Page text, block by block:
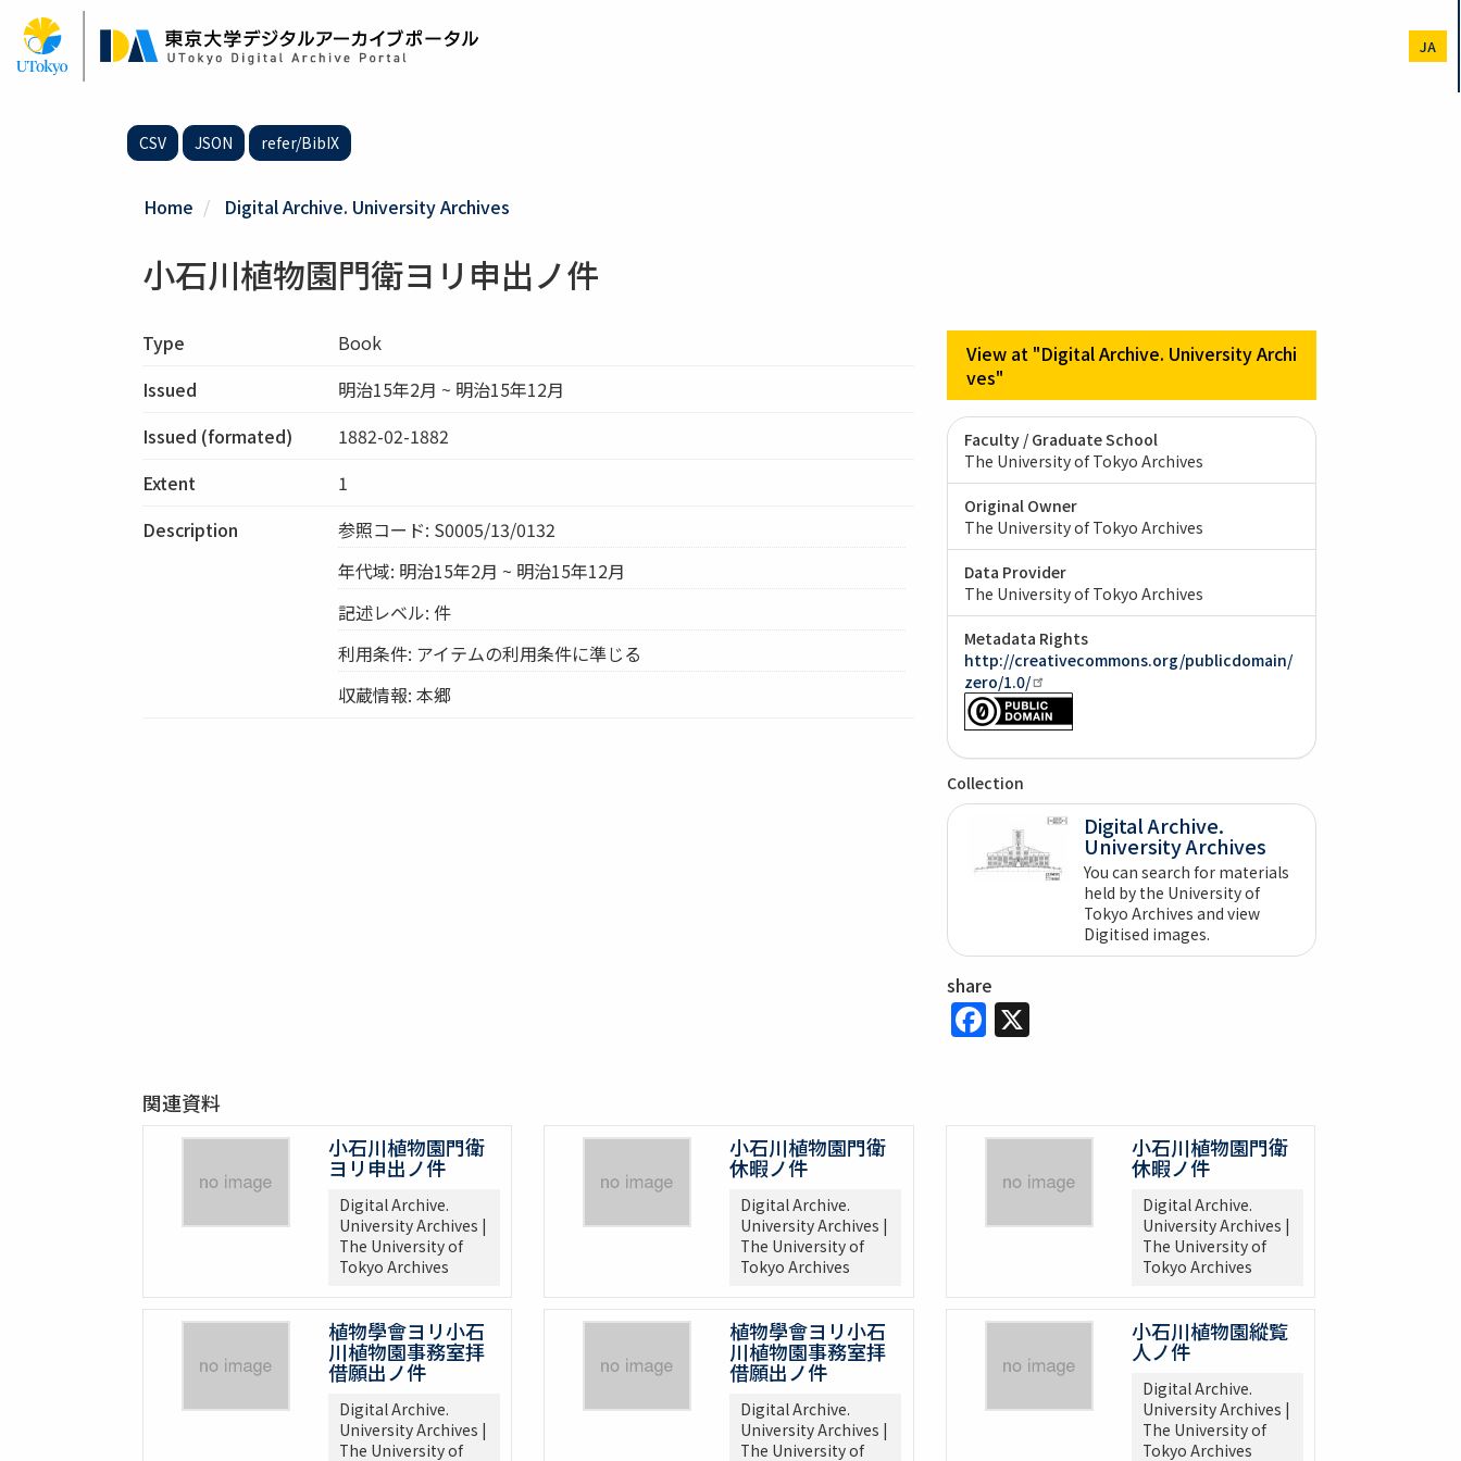
Skip
main
content
JA
CSV JSON refer/BibIX
Home Digital Archive. University Archives
小石川植物園門衛ヨリ申出ノ件
Type
Book
Issued
明治15年2月 ~ 明治15年12月
Issued (formated)
1882-02-1882
Extent
1
Description
参照コード: S0005/13/0132
年代域: 明治15年2月 ~ 明治15年12月
記述レベル: 件
利用条件: アイテムの利用条件に準じる
収蔵情報: 本郷
View at "Digital Archive. University Archi
ves"
Faculty / Graduate School
The University of Tokyo Archives
Original Owner
The University of Tokyo Archives
Data Provider
The University of Tokyo Archives
Metadata Rights
http://creativecommons.org/publicdomain/
zero/1.0/
Collection
Digital Archive.
University Archives
You can search for materials
held by the University of
Tokyo Archives and view
Digitised images.
share
Facebook
X
関連資料
小石川植物園門衛
ヨリ申出ノ件
Digital Archive.
University Archives |
The University of
Tokyo Archives
小石川植物園門衛
休暇ノ件
Digital Archive.
University Archives |
The University of
Tokyo Archives
小石川植物園門衛
休暇ノ件
Digital Archive.
University Archives |
The University of
Tokyo Archives
植物學會ヨリ小石
川植物園事務室拝
借願出ノ件
Digital Archive.
University Archives |
The University of
植物學會ヨリ小石
川植物園事務室拝
借願出ノ件
Digital Archive.
University Archives |
The University of
小石川植物園縱覧
人ノ件
Digital Archive.
University Archives |
The University of
Tokyo Archives